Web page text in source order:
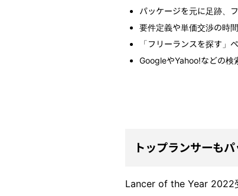
パッケージを元に足跡、
要件定義や単価交渉の時
「フリーランスを探す」
GoogleやYahoo!などの検
トップランサーも
Lancer of the Year 2022